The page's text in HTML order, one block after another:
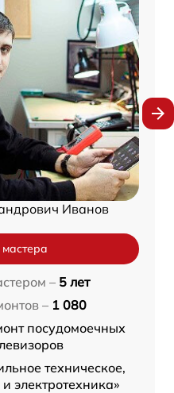
Иванов
– 5 лет
– 1 080
посудомоечных
техническое,
электротехника»